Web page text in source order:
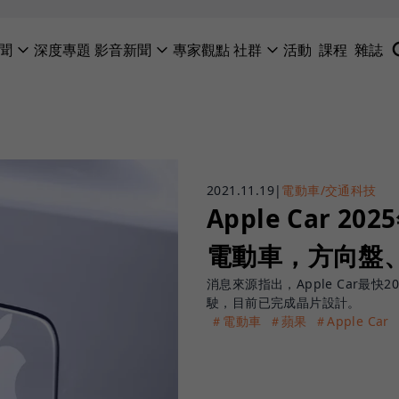
深度專題 影音新聞 專家觀點社群 活動 課程 雜誌
2021.11.19 | 電動車/交通科技
Apple Car 2025
電動車，方向盤
消息來源指出，Apple Car最快
駛，目前已完成晶片設計。
＃電動車
＃蘋果 ＃Apple Car